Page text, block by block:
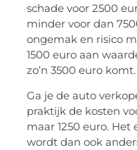
schade voor 2500
minder voor dan
ongemak en risico
1500 euro aan
zo’n 3500 euro komt.
Ga je de auto
praktijk de kosten
maar 1250 euro.
wordt dan ook